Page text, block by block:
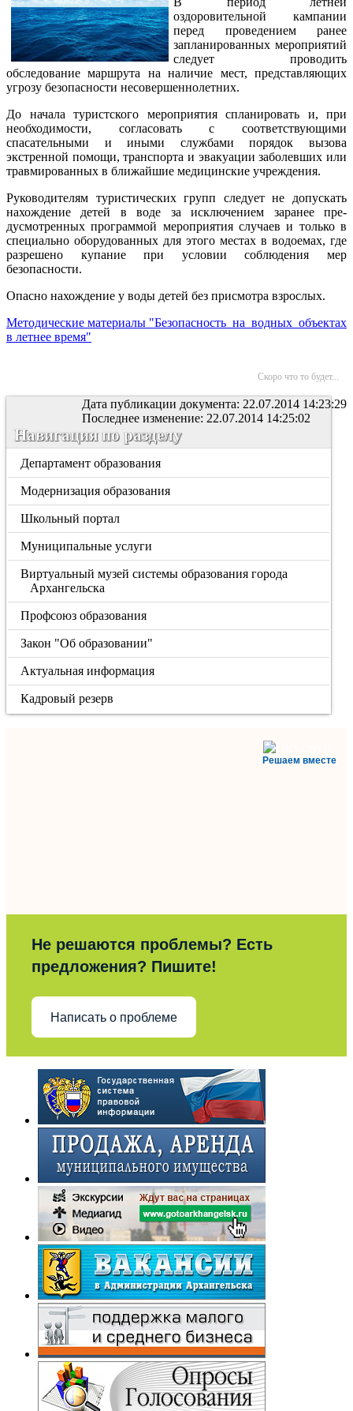
оздоровительной кампании
перед проведением ранее
запланированных мероприятий
следует проводить
обследование маршрута на наличие мест, представляющих
угрозу безопасности несовершеннолетних.
До начала туристского мероприятия спланировать и, при
необходимости, согласовать с соответствующими
спасательными и иными службами по­рядок вызова
экстренной помощи, транспорта и эвакуации заболевших или
травмированных в ближайшие медицинские учреждения.
Руководителям туристических групп следует не допускать
нахождение детей в воде за исключением заранее пре­
дусмотренных программой мероприятия случа­ев и только в
специально оборудованных для этого местах в водоемах, где
разрешено купание при условии соблюдения мер
безопасности.
Опасно нахождение у воды детей без присмотра взрослых.
Методические материалы "Безопасность на водных объектах
в летнее время"
Скоро что то будет...
Дата публикации документа: 22.07.2014 14:23:29
Последнее изменение: 22.07.2014 14:25:02
Навигация по разделу
Департамент образования
Модернизация образования
Школьный портал
Муниципальные услуги
Виртуальный музей системы образования города
Архангельска
Профсоюз образования
Закон "Об образовании"
Актуальная информация
Кадровый резерв
Решаем вместе
Не решаются проблемы? Есть
предложения? Пишите!
Написать о проблеме